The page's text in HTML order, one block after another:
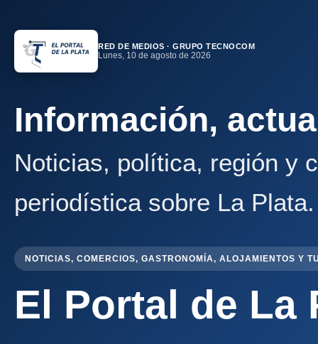
RED DE MEDIOS · GRUPO TECNOCOM
Lunes, 10 de agosto de 2026
Información,
Noticias, política, región y
periodística sobre La Plata.
NOTICIAS, COMERCIOS, GASTRONOMÍA, ALOJAMIENTOS Y
El Portal de La